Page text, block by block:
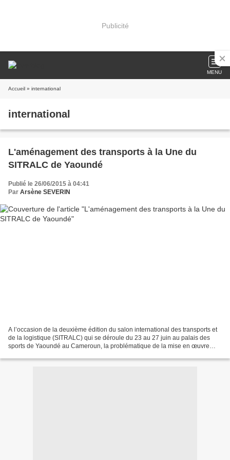
Publicité
MENU
Accueil » international
international
L'aménagement des transports à la Une du
SITRALC de Yaoundé
Publié le 26/06/2015 à 04:41
Par Arsène SEVERIN
A l’occasion de la deuxième édition du salon international des transports et
de la logistique (SITRALC) qui se déroule du 23 au 27 juin au palais des
sports de Yaoundé au Cameroun, la problématique de la mise en œuvre